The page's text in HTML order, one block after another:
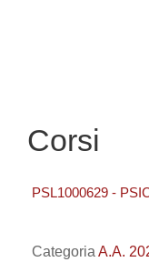
Corsi
PSL1000629 -
Categoria A.A.